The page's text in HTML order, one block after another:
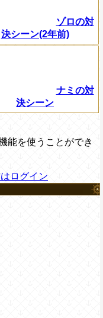
ゾロの対
決シーン(2年前)
ナミの対
決シーン
能を使うことができ
ログイン